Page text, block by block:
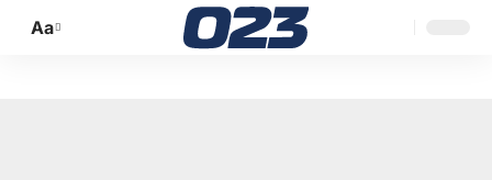
Promijeni
Aa